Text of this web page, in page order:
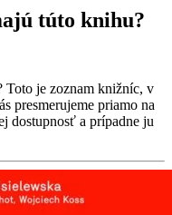
túto knihu?
Toto je zoznam knižníc, v
presmerujeme priamo na
dostupnosť a prípadne ju